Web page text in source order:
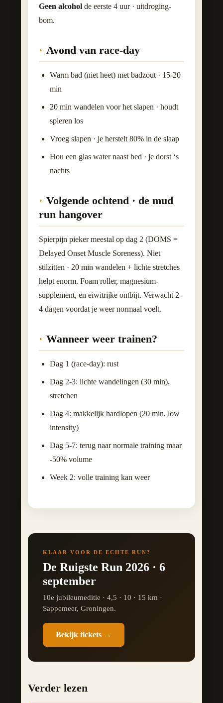
Geen alcohol de eerste 4 uur · uitdroging-
bom.
Avond van race-day
Warm bad (niet heet) met badzout · 15-20
min
20 min wandelen voor het slapen · houdt
spieren los
Vroeg slapen · je herstelt 80% in de slaap
Hou een glas water naast bed · je dorst ‘s
nachts
Volgende ochtend · de mud
run hangover
Spierpijn pieker meestal op dag 2 (DOMS =
Delayed Onset Muscle Soreness). Niet
stilzitten · 20 min wandelen + lichte stretches
helpt enorm. Foam roller, magnesium-
supplement, en eiwitrijke ontbijt. Verwacht 2-
4 dagen voordat je weer normaal voelt.
Wanneer weer trainen?
Dag 1 (race-day): rust
Dag 2-3: lichte wandelingen (30 min),
stretchen
Dag 4: makkelijk hardlopen (20 min, low
intensity)
Dag 5-7: terug naar normale training maar
-50% volume
Week 2: volle training kan weer
KLAAR VOOR DE ECHTE RUN?
De Ruigste Run 2026 · 6
september
10e jubileumeditie · 4,5 · 10 · 15 km ·
Sappemeer, Groningen.
Bekijk tickets →
Verder lezen